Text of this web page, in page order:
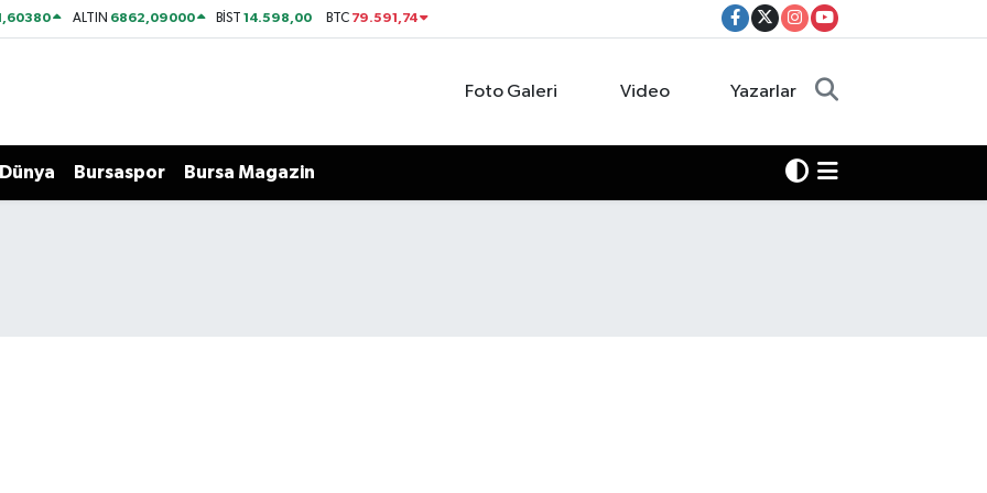
ALTIN 6862,09000 BİST14.598,00 BTC 79.591,74
Foto Galeri Video Yazarlar
Dünya Bursaspor Bursa Magazin